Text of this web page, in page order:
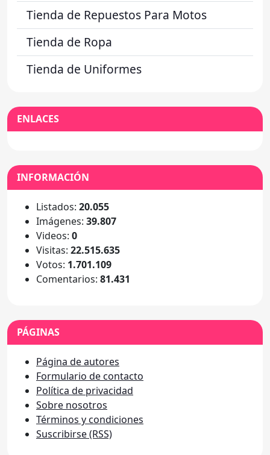
Tienda de Repuestos Para Motos
Tienda de Ropa
Tienda de Uniformes
ENLACES
INFORMACIÓN
Listados: 20.055
Imágenes: 39.807
Videos: 0
Visitas: 22.515.635
Votos: 1.701.109
Comentarios: 81.431
PÁGINAS
Página de autores
Formulario de contacto
Política de privacidad
Sobre nosotros
Términos y condiciones
Suscribirse (RSS)